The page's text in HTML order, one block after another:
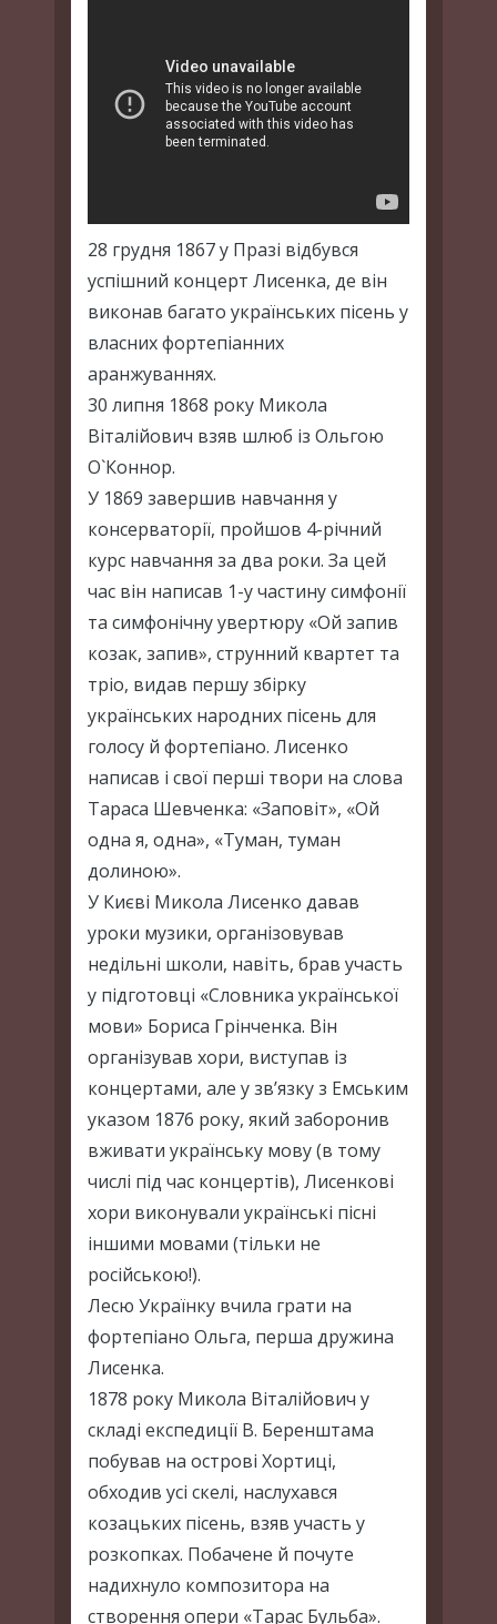
28 грудня 1867 у Празі відбувся
успішний концерт Лисенка, де він
виконав багато українських пісень у
власних фортепіанних
аранжуваннях.
30 липня 1868 року Микола
Віталійович взяв шлюб із Ольгою
О`Коннор.
У 1869 завершив навчання у
консерваторії, пройшов 4-річний
курс навчання за два роки. За цей
час він написав 1-у частину симфонії
та симфонічну увертюру «Ой запив
козак, запив», струнний квартет та
тріо, видав першу збірку
українських народних пісень для
голосу й фортепіано. Лисенко
написав і свої перші твори на слова
Тараса Шевченка: «Заповіт», «Ой
одна я, одна», «Туман, туман
долиною».
У Києві Микола Лисенко давав
уроки музики, організовував
недільні школи, навіть, брав участь
у підготовці «Словника української
мови» Бориса Грінченка. Він
організував хори, виступав із
концертами, але у зв’язку з Емським
указом 1876 року, який заборонив
вживати українську мову (в тому
числі під час концертів), Лисенкові
хори виконували українські пісні
іншими мовами (тільки не
російською!).
Лесю Українку вчила грати на
фортепіано Ольга, перша дружина
Лисенка.
1878 року Микола Віталійович у
складі експедиції В. Беренштама
побував на острові Хортиці,
обходив усі скелі, наслухався
козацьких пісень, взяв участь у
розкопках. Побачене й почуте
надихнуло композитора на
створення опери «Тарас Бульба».